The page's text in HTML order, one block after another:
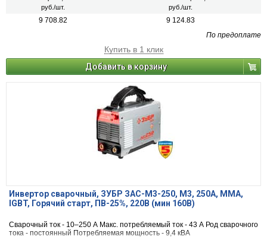
руб./шт. руб./шт.
9 708.82
9 124.83
По предоплате
Купить в 1 клик
Добавить в корзину
Инвертор сварочный, ЗУБР ЗАС-М3-250, М3, 250А, MMA,
IGBT, Горячий старт, ПВ-25%, 220В (мин 160В)
Сварочный ток - 10–250 А Макс. потребляемый ток - 43 А Род сварочного
тока - постоянный Потребляемая мощность - 9,4 кВА